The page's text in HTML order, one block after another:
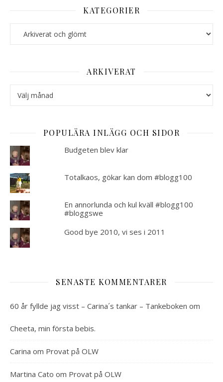
KATEGORIER
ARKIVERAT
POPULÄRA INLÄGG OCH SIDOR
Budgeten blev klar
Totalkaos, gökar kan dom #blogg100
En annorlunda och kul kväll #blogg100
#bloggswe
Good bye 2010, vi ses i 2011
SENASTE KOMMENTARER
60 år fyllde jag visst – Carina´s tankar – Tankeboken om
Cheeta, min första bebis.
Carina om Provat på OLW
Martina Cato om Provat på OLW